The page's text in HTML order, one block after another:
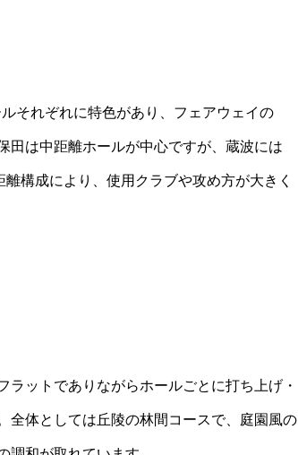
それぞれに特色があり、フェアウェイの
田は中距離ホールが中心ですが、蔵波には
構成により、使用クラブや攻め方が大きく
ットでありながらホールごとに打ち上げ・
全体としては丘陵の林間コースで、庭園風の